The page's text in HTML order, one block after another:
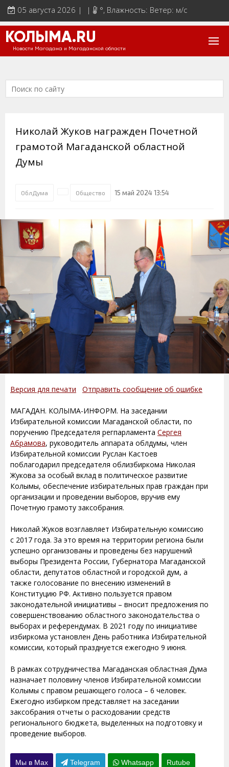
05 августа 2026 | | °, Влажность: Ветер: м/с
КОЛЫМА.RU
Новости Магадана и Магаданской области
Николай Жуков награжден Почетной
грамотой Магаданской областной
Думы
ОблДума Общество 15 май 2024 13:54
Версия для печати Отправить сообщение об ошибке
МАГАДАН. КОЛЫМА-ИНФОРМ. На заседании
Избирательной комиссии Магаданской области, по
поручению Председателя регпарламента Сергея
Абрамова, руководитель аппарата облдумы, член
Избирательной комиссии Руслан Кастоев
поблагодарил председателя облизбиркома Николая
Жукова за особый вклад в политическое развитие
Колымы, обеспечение избирательных прав граждан при
организации и проведении выборов, вручив ему
Почетную грамоту заксобрания.
Николай Жуков возглавляет Избирательную комиссию
с 2017 года. За это время на территории региона были
успешно организованы и проведены без нарушений
выборы Президента России, Губернатора Магаданской
области, депутатов областной и городской дум, а
также голосование по внесению изменений в
Конституцию РФ. Активно пользуется правом
законодательной инициативы – вносит предложения по
совершенствованию областного законодательства о
выборах и референдумах. В 2021 году по инициативе
избиркома установлен День работника Избирательной
комиссии, который празднуется ежегодно 9 июня.
В рамках сотрудничества Магаданская областная Дума
назначает половину членов Избирательной комиссии
Колымы с правом решающего голоса – 6 человек.
Ежегодно избирком представляет на заседании
заксобрания отчеты о расходовании средств
регионального бюджета, выделенных на подготовку и
проведение выборов.
Мы в Max Telegram Whatsapp Rutube